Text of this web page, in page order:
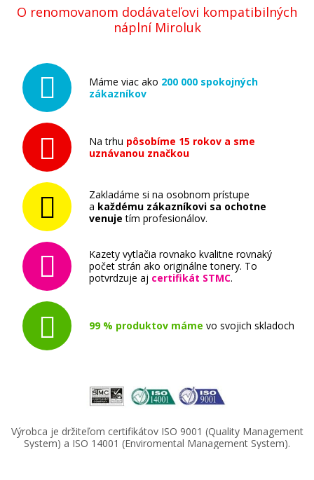
O renomovanom dodávateľovi kompatibilných
náplní Miroluk
Máme viac ako 200 000 spokojných
zákazníkov
Na trhu pôsobíme 15 rokov a sme
uznávanou značkou
Zakladáme si na osobnom prístupe
a každému zákazníkovi sa ochotne
venuje tím profesionálov.
Kazety vytlačia rovnako kvalitne rovnaký
počet strán ako originálne tonery. To
potvrdzuje aj certifikát STMC.
99 % produktov máme vo svojich skladoch
Výrobca je držiteľom certifikátov ISO 9001 (Quality Management
System) a ISO 14001 (Enviromental Management System).